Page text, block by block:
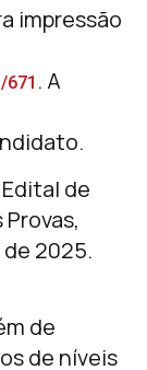
impressão
. A
de
2025.
de
de níveis